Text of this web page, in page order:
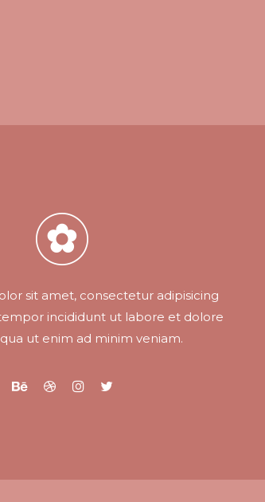
sit amet, consectetur adipisicing
incididunt ut labore et dolore
ut enim ad minim veniam.